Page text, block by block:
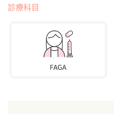
診療科目